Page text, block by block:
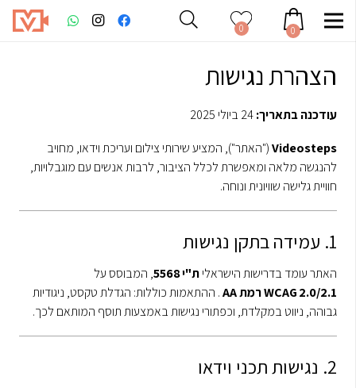
0
0
הצהרת נגישות
עודכנה בתאריך:
Videosteps("האתר"), המציע שירותי צילום ועריכת וידאו, מחויב
להנגשה מלאה ומאפשרת לכלל הציבור, לרבות אנשים עם מוגבלויות,
חוויית גלישה שוויונית ונוחה.
1. עמידה בתקן נגישות
האתר עומד בדרישות הישראלית"י 5568
, המבוסס על
WCAG 2.0/2.1 רמת AA
. ההתאמות כוללות: הגדלת טקסט, ניגודיות
גבוהה, ניווט במקלדת, וכפתורי נגישות באמצעות תוסף המותאם לכך.
2. נגישות תכני וידאו